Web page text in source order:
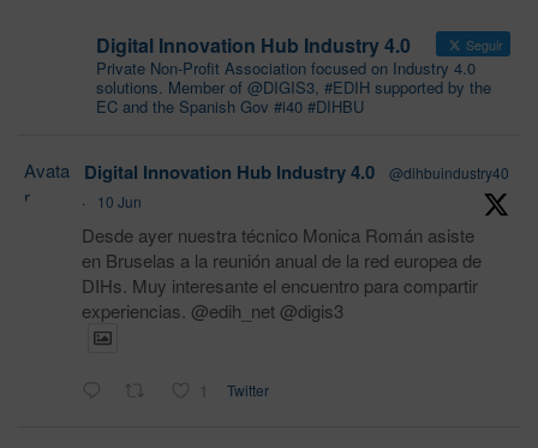
Digital Innovation Hub Industry 4.0 Seguir
Private Non-Profit Association focused on Industry 4.0
solutions. Member of @DIGIS3, #EDIH supported by the
EC and the Spanish Gov #i40 #DIHBU
Avata
r
Digital Innovation Hub Industry 4.0
@dihbuindustry40
·
10 Jun
Desde ayer nuestra técnico Monica Román asiste
en Bruselas a la reunión anual de la red europea de
DIHs. Muy interesante el encuentro para compartir
experiencias. @edih_net @digis3
1 Twitter